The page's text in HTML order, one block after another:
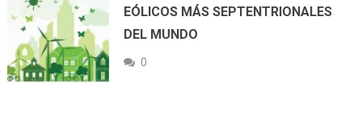
EÓLICOS MÁS SEPTENTRIONALES
DEL MUNDO
0